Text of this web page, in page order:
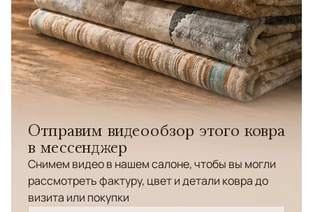
Отправим видеообзор этого ковра
в мессенджер
Снимем видео в нашем салоне, чтобы вы могли
рассмотреть фактуру, цвет и детали ковра до
визита или покупки